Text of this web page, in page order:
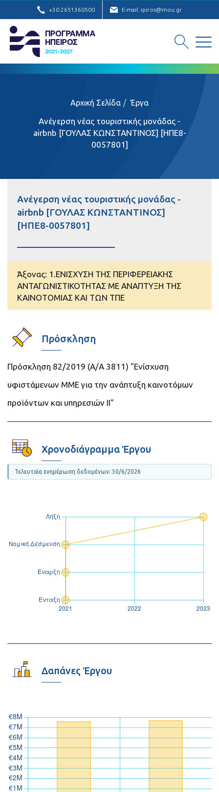
+30 2651360500 E-mail: ipiros@mou.gr
Αρχική Σελίδα Έργα
Ανέγερση νέας τουριστικής μονάδας -
airbnb [ΓΟΥΛΑΣ ΚΩΝΣΤΑΝΤΙΝΟΣ] [ΗΠΕ8-
0057801]
Ανέγερση νέας τουριστικής μονάδας -
airbnb [ΓΟΥΛΑΣ ΚΩΝΣΤΑΝΤΙΝΟΣ]
[ΗΠΕ8-0057801]
Άξονας: 1.ΕΝΙΣΧΥΣΗ ΤΗΣ ΠΕΡΙΦΕΡΕΙΑΚΗΣ
ΑΝΤΑΓΩΝΙΣΤΙΚΟΤΗΤΑΣ ΜΕ ΑΝΑΠΤΥΞΗ ΤΗΣ
ΚΑΙΝΟΤΟΜΙΑΣ ΚΑΙ ΤΩΝ ΤΠΕ
Πρόσκληση
Πρόσκληση 82/2019 (Α/Α 3811) "Ενίσχυση
υφιστάμενων ΜΜΕ για την ανάπτυξη καινοτόμων
προϊόντων και υπηρεσιών II"
Χρονοδιάγραμμα Έργου
Τελευταία ενημέρωση δεδομένων: 30/6/2026
Δαπάνες Έργου